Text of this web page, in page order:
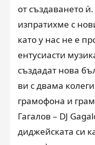
от създаването
изпратихме с
като у нас не е
ентусиасти
създадат нова
ви с двама
грамофона и
Гагалов – DJ
диджейската си